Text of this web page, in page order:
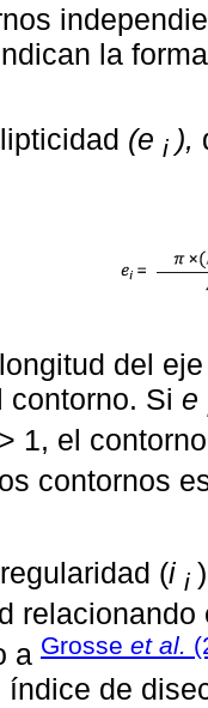
la
(e i ),
del
contorno. Si e
1, el
contornos
(i i
a Grosse et al.
índice de